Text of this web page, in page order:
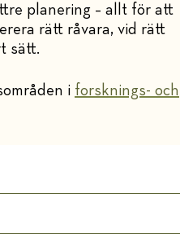
planering – allt för att
rätt råvara, vid rätt
sätt.
i forsknings- och